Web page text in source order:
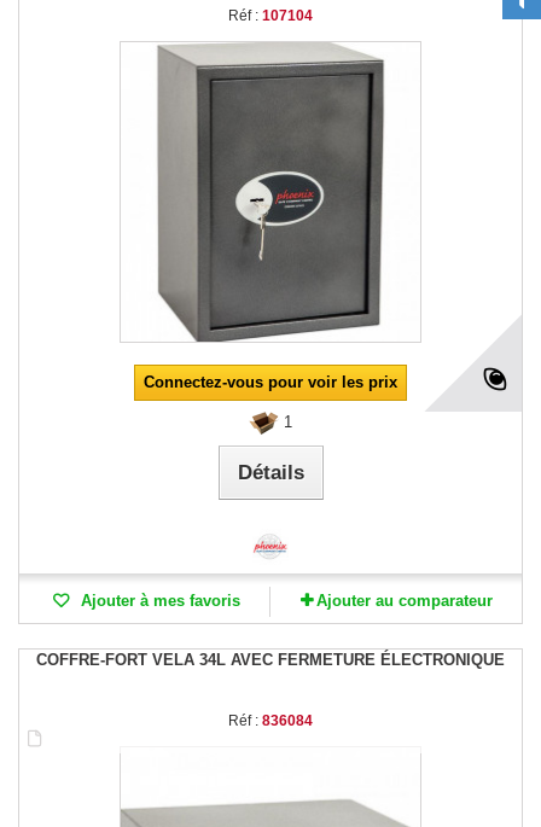
Réf : 107104
Connectez-vous pour voir les prix
1
Détails
Ajouter à mes favoris Ajouter au comparateur
COFFRE-FORT VELA 34L AVEC FERMETURE ÉLECTRONIQUE
Réf : 836084